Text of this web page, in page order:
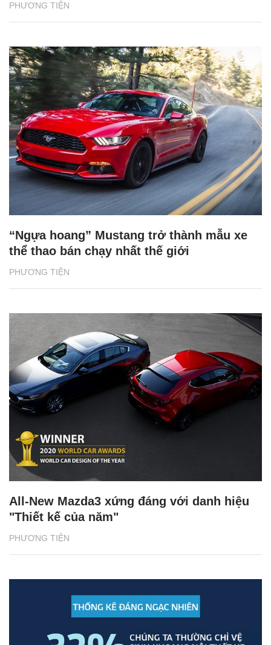
PHƯƠNG TIỆN
PHƯƠNG TIỆN
“Ngựa hoang” Mustang trở thành mẫu xe
thể thao bán chạy nhất thế giới
PHƯƠNG TIỆN
All-New Mazda3 xứng đáng với danh hiệu
"Thiết kế của năm"